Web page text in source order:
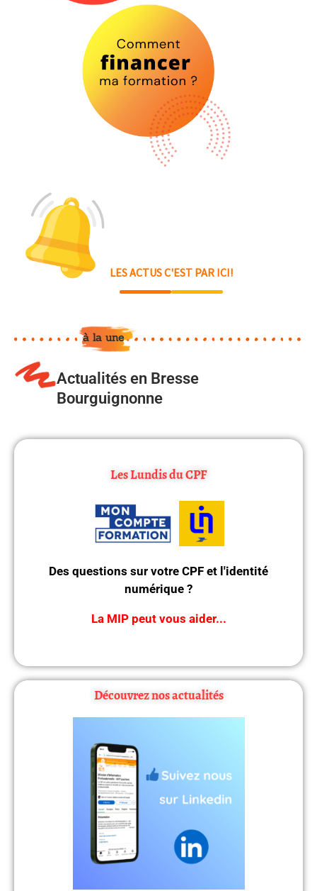
LES ACTUS C'EST PAR ICI!
à la une
Actualités en Bresse
Bourguignonne
Les Lundis du CPF
Des questions sur votre CPF et l'identité
numérique ?
La MIP peut vous aider...
Créer votre compte CPF
Activer votre identité numérique
Trouver la formation qui correspond à votre projet sur la
Rendez-vous à la Maison de l'emploi (1er étage)
Renseignements : 03 85 76 08 25
Un accompagnement gratuit, simple et personnalisé ! N'hésitez pas à
venir nous rencontrer.
Découvrez nos actualités
Découvrez nos dernières actualités sur LinkedIn